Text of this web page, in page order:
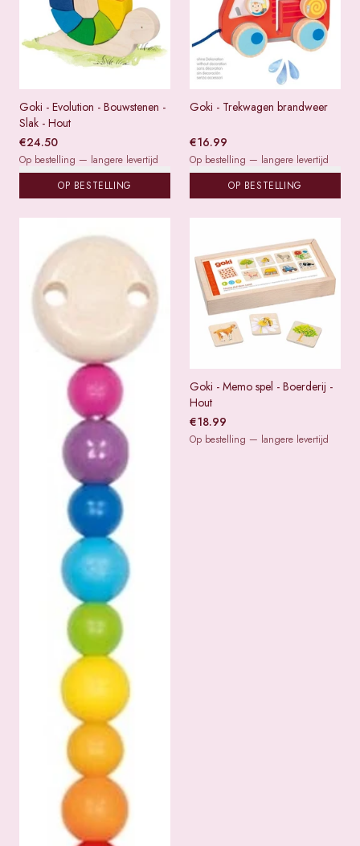
Goki - Evolution - Bouwstenen -
Slak - Hout
€24.50
Op bestelling — langere levertijd
OP BESTELLING
Goki - Trekwagen brandweer
€16.99
Op bestelling — langere levertijd
OP BESTELLING
Goki - Memo spel - Boerderij -
Hout
€18.99
Op bestelling — langere levertijd